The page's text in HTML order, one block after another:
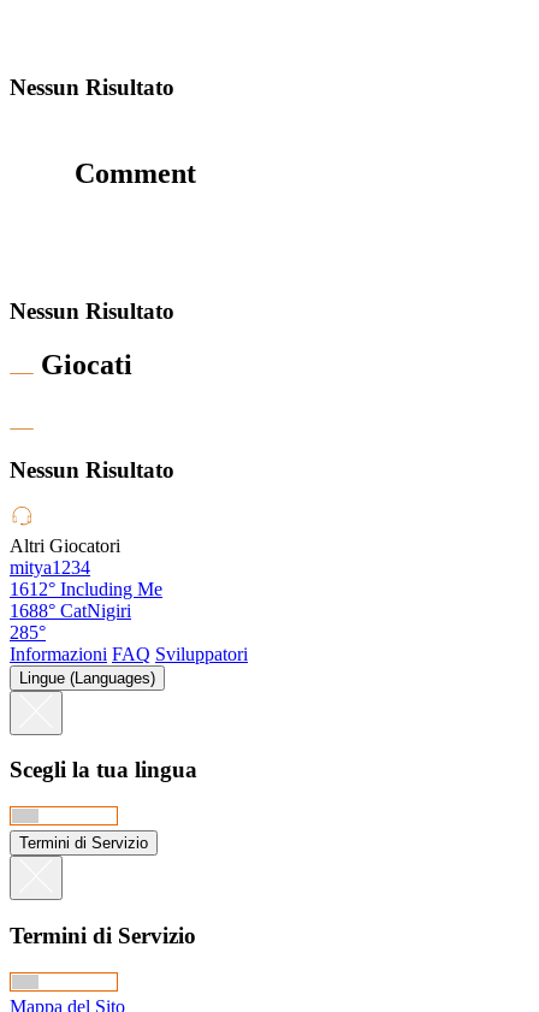
Nessun Risultato
Comment
Nessun Risultato
Giocati
Nessun Risultato
Altri Giocatori
mitya1234
1612° Including Me
1688° CatNigiri
285°
Informazioni FAQ Sviluppatori
Lingue (Languages)
Scegli la tua lingua
Termini di Servizio
Termini di Servizio
Mappa del Sito